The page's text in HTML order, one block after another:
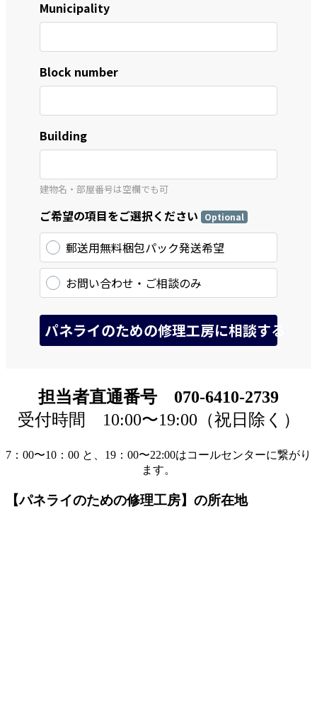
担当者直通番号 070-6410-2739
受付時間 10:00〜19:00（祝日除く）
7：00〜10：00 と、19：00〜22:00はコールセンターに繋がり
ます。
【パネライのための修理工房】の所在地